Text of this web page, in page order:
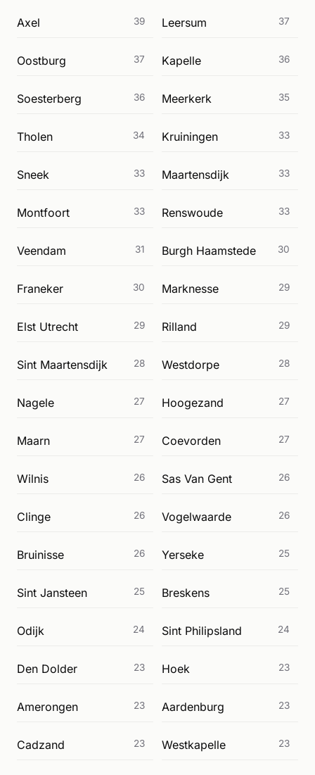
Axel 39 Leersum 37
Oostburg 37 Kapelle 36
Soesterberg 36 Meerkerk 35
Tholen 34 Kruiningen 33
Sneek 33 Maartensdijk 33
Montfoort 33 Renswoude 33
Veendam 31 Burgh Haamstede 30
Franeker 30 Marknesse 29
Elst Utrecht 29 Rilland 29
Sint Maartensdijk 28 Westdorpe 28
Nagele 27 Hoogezand 27
Maarn 27 Coevorden 27
Wilnis 26 Sas Van Gent 26
Clinge 26 Vogelwaarde 26
Bruinisse 26 Yerseke 25
Sint Jansteen 25 Breskens 25
Odijk 24 Sint Philipsland 24
Den Dolder 23 Hoek 23
Amerongen 23 Aardenburg 23
Cadzand 23 Westkapelle 23